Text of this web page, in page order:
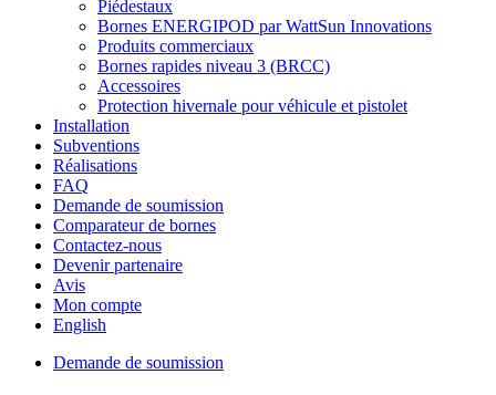
Piédestaux
Bornes ENERGIPOD par WattSun Innovations
Produits commerciaux
Bornes rapides niveau 3 (BRCC)
Accessoires
Protection hivernale pour véhicule et pistolet
Installation
Subventions
Réalisations
FAQ
Demande de soumission
Comparateur de bornes
Contactez-nous
Devenir partenaire
Avis
Mon compte
English
Demande de soumission